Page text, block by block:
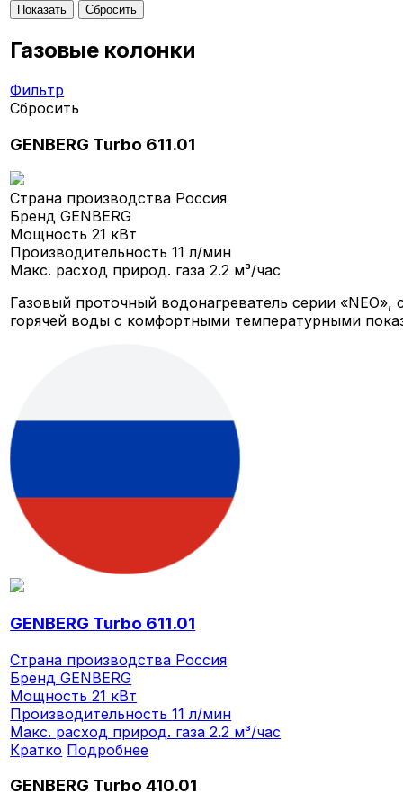
Газовые колонки
Фильтр
Сбросить
GENBERG Turbo 611.01
Страна производства Россия
БрендGENBERG
Мощность21 кВт
Производительность11 л/мин
Макс. расход природ. газа2.2 м³/час
Газовый проточный водонагреватель серии
горячей воды с комфортными температурными
GENBERG Turbo 611.01
Страна производства Россия
БрендGENBERG
Мощность21 кВт
Производительность11 л/мин
Макс. расход природ. газа2.2 м³/час
Кратко Подробнее
GENBERG Turbo 410.01